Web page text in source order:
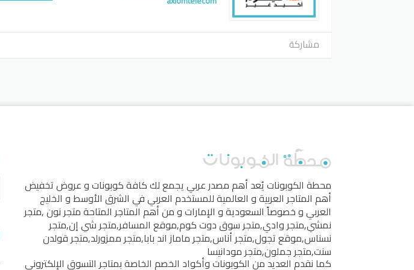
مشاركة
محطة الكوبوناتيُعد أهم مصدر عربي يجمع لك كافة كوبونات و عروض تخفيض
أهم المتاجر العربية و العالمية للمستخدم العربي في الشرق الأوسط و الخليج
العربي و خصوصاً السعودية و الإمارات و من أهم المتاجر المتاحةمتجر نون,متجر
نمشي,متجر وادي,متجر سوق دوت كوم,موقع المسافر,متجر شي إن,متجر
نسناس,موقع تجول,متجر أناس,متجر ماماز اند بابا,متجر ممزورلد,متجر قولدن
سنت,متجر جملون,متجر مودانيسا
كما نقدم العديد من الكوبونات وأكواد الخصم الخاصة بمتاجر التسوق الإلكتروني